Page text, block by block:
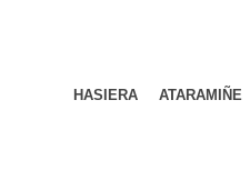
HASIERA ATARAMIÑE